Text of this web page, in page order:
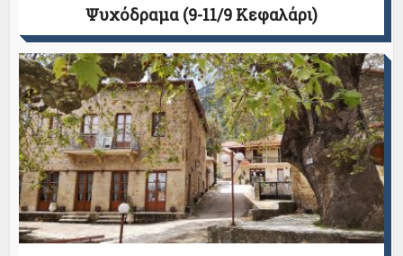
Ψυχόδραμα (9-11/9 Κεφαλάρι)